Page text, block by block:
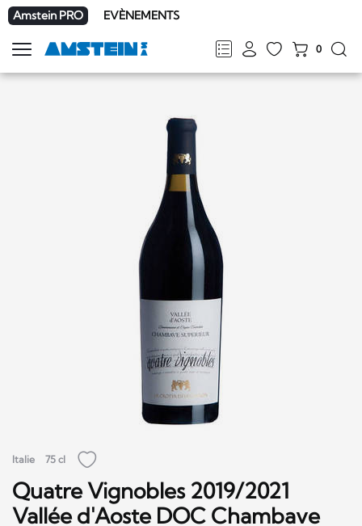
Amstein PRO EVÈNEMENTS
FRDEENIT
0
Afficher
la
Italie 75 cl
Quatre Vignobles 2019/2021
Vallée d'Aoste DOC Chambave